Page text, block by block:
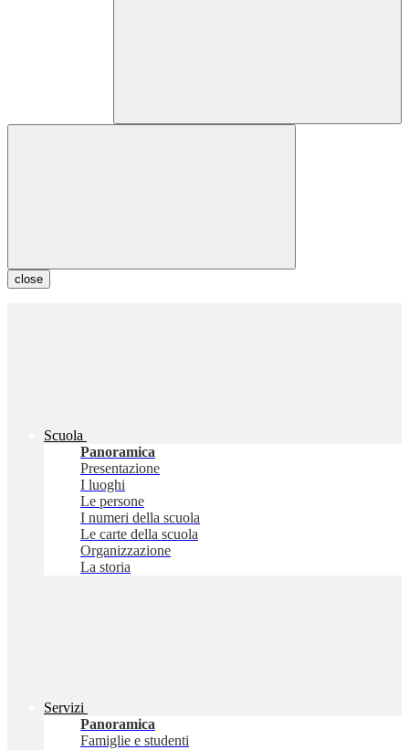
close
Scuola
Panoramica
Presentazione
I luoghi
Le persone
I numeri della scuola
Le carte della scuola
Organizzazione
La storia
Servizi
Panoramica
Famiglie e studenti